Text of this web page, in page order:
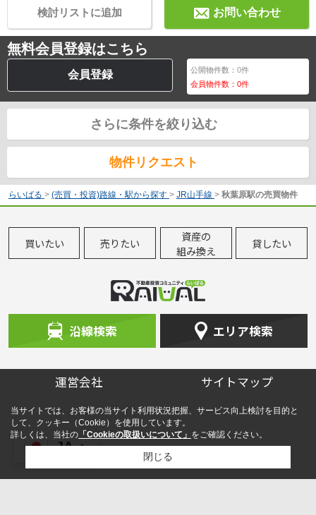
JA
お問い合わせ
検討リストに追加
無料会員登録はこちら
会員登録 公開物件数：0件
会員物件数：0件
さらに条件を絞り込む
物件リクエスト
らいばる > (売買・投資)路線・駅から探す > JR山手線 > 秋葉原駅の売買物件
買いたい 売りたい
資産の
組み換え
貸したい
沿線検索 エリア検索
運営会社 サイトマップ
当サイトでは、お客様の当サイト利用状況把握、サービス向上検討を目的と
して、クッキー（Cookie）を使用しています。
詳しくは、当社の 「Cookieの取扱いについて」 をご確認ください。
閉じる